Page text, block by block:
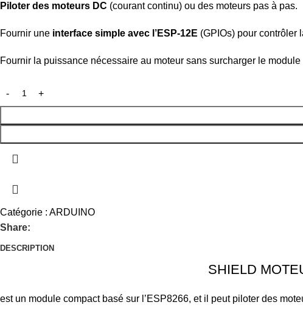
Piloter des moteurs DC (courant continu) ou des moteurs pas à pas.
Fournir une interface simple avec l’ESP-12E (GPIOs) pour contrôler
Fournir la puissance nécessaire au moteur sans surcharger le module
Catégorie : ARDUINO
Share:
DESCRIPTION
SHIELD MOTEUR
est un module compact basé sur l’ESP8266, et il peut piloter des